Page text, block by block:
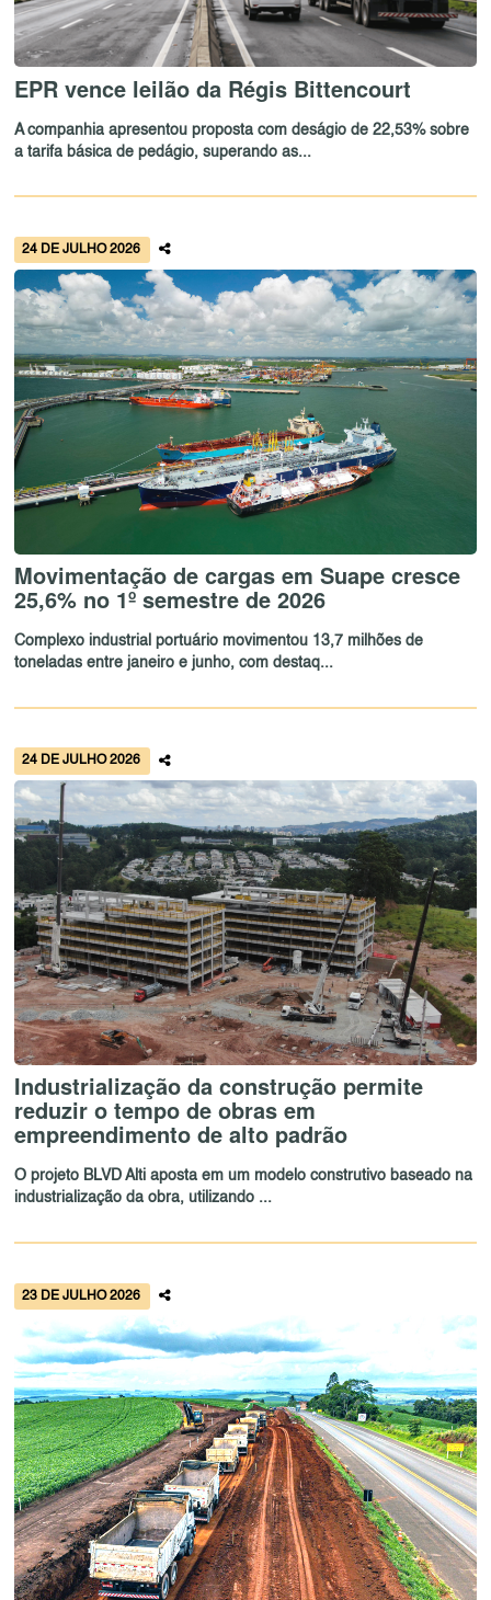
EPR vence leilão da Régis Bittencourt
A companhia apresentou proposta com deságio de 22,53% sobre
a tarifa básica de pedágio, superando as...
24 DE JULHO 2026
Movimentação de cargas em Suape cresce
25,6% no 1º semestre de 2026
Complexo industrial portuário movimentou 13,7 milhões de
toneladas entre janeiro e junho, com destaq...
24 DE JULHO 2026
Industrialização da construção permite
reduzir o tempo de obras em
empreendimento de alto padrão
O projeto BLVD Alti aposta em um modelo construtivo baseado na
industrialização da obra, utilizando ...
23 DE JULHO 2026